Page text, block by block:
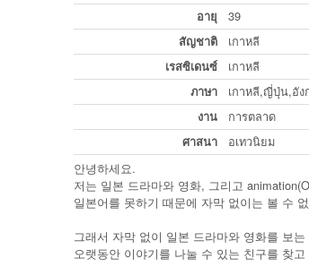
อายุ 39
สัญชาติ เกาหลี
เรสซิเดนซ์ เกาหลี
ภาษา เกาหลี,ญี่ปุ่น,อัง
งาน การตลาด
ศาสนา
อเทวนิยม
안녕하세요.
저는 일본 드라마와 영화, 그리고
일본어를 못하기 때문에 자막 없이는 볼 수
그래서 자막 없이 일본 드라마와 영화를 보
오랫동안 이야기를 나눌 수 있는 친구를 찾